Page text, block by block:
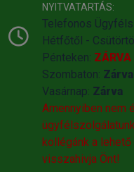
NYITVATARTÁS:
Telefonos
Hétfőtől -
Pénteken: ZÁRVA
Szombaton: Zárva
Vasárnap: Zárva
Amennyiben nem
kollégánk a
visszahivja Önt!